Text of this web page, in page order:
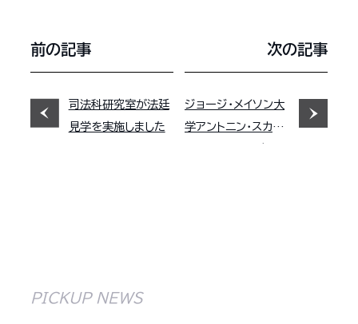
前の記事
司法科研究室が法廷
見学を実施しました
次の記事
ジョージ・メイソン大
学アントニン・スカリ
PICKUP NEWS